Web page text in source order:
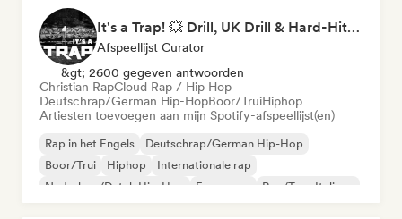
It's a Trap! 💥 Drill, UK Drill & Hard-Hitting Trap
Afspeellijst Curator
&gt; 2600 gegeven antwoorden
Christian RapCloud Rap / Hip Hop
Deutschrap/German Hip-HopBoor/TruiHiphop
Artiesten toevoegen aan mijn Spotify-afspeellijst(en)
Rap in het Engels
Deutschrap/German Hip-Hop
Boor/Trui
Hiphop
Internationale rap
Nederhop/Dutch Hip-Hop
Franse rap Rap/Trap Italiano